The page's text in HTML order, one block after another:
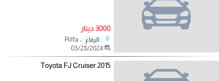
3000 دينار
الرفاع
، Riffa
03/28/2024
2015 Toyota FJ Cruiser